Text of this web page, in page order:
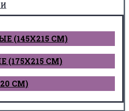
(145Х215 СМ)
(175Х215 СМ)
СМ)